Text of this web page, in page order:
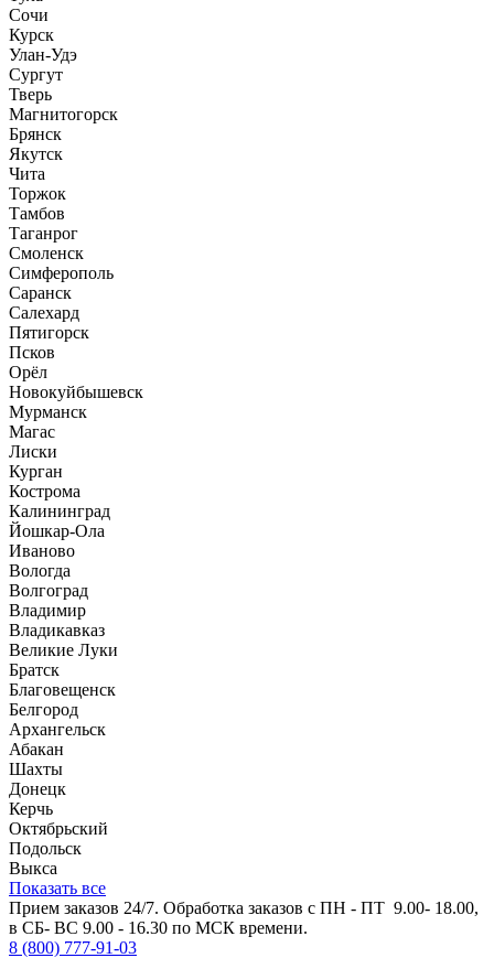
Сочи
Курск
Улан-Удэ
Сургут
Тверь
Магнитогорск
Брянск
Якутск
Чита
Торжок
Тамбов
Таганрог
Смоленск
Симферополь
Саранск
Салехард
Пятигорск
Псков
Орёл
Новокуйбышевск
Мурманск
Магас
Лиски
Курган
Кострома
Калининград
Йошкар-Ола
Иваново
Вологда
Волгоград
Владимир
Владикавказ
Великие Луки
Братск
Благовещенск
Белгород
Архангельск
Абакан
Шахты
Донецк
Керчь
Октябрьский
Подольск
Выкса
Показать все
Прием заказов 24/7. Обработка заказов с ПН - ПТ 9.00- 18.00,
в СБ- ВС 9.00 - 16.30 по МСК времени.
8 (800) 777-91-03